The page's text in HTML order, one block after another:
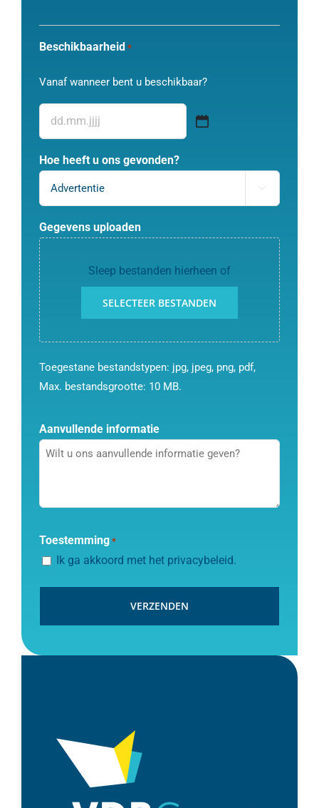
Beschikbaarheid *
Vanaf wanneer bent u beschikbaar?
MM
dot
JJJJ
Hoe heeft u ons gevonden?

Gegevens uploaden
Sleep bestanden hierheen of
SELECTEER BESTANDEN
Toegestane bestandstypen: jpg, jpeg, png, pdf,
Max. bestandsgrootte: 10 MB.
Aanvullende informatie
Toestemming *
Ik ga akkoord met het privacybeleid.